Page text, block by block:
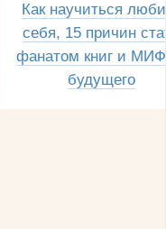
Как научиться
себя, 15 причин
фанатом книг и
будущего